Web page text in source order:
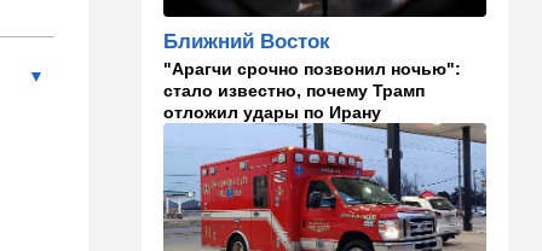
06:40 Туризм
Какие авиакомпании
возвращаются в Израиль, а
кто снова отменил рейсы
05:00 Транспорт
Кто лучше - "китайцы",
"корейцы" или "японцы"?
Разбираемся
Ближний Восток
"Арагчи срочно позвонил ночью":
стало известно, почему Трамп
отложил удары по Ирану